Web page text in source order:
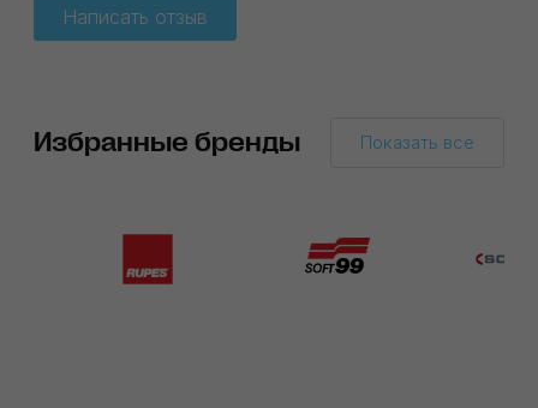
Написать отзыв
Избранные бренды Показать все